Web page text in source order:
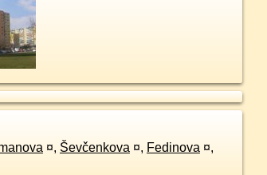
¤, Ševčenkova ¤, Fedinova ¤,